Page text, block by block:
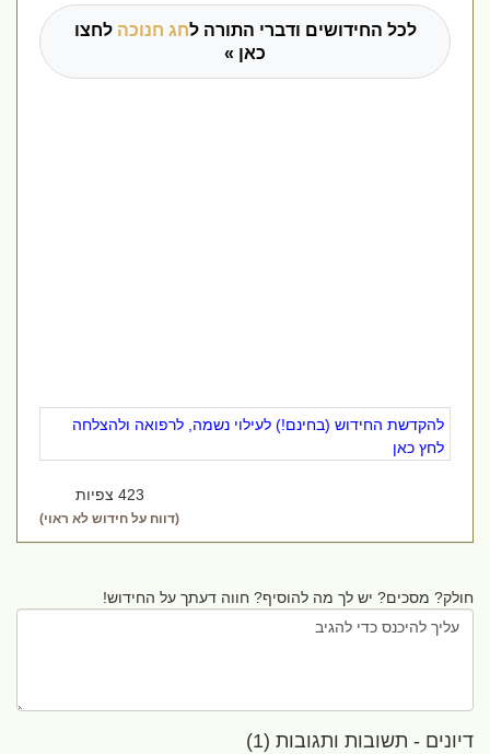
לכל החידושים ודברי התורה לחג חנוכהלחצו
כאן »
להקדשת החידוש (בחינם!) לעילוי נשמה, לרפואה ולהצלחה
לחץ כאן
423 צפיות
(דווח על חידוש לא ראוי)
חולק? מסכים? יש לך מה להוסיף? חווה דעתך על החידוש!
דיונים - תשובות ותגובות (1)